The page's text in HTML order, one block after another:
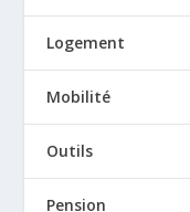
Logement
Mobilité
Outils
Pension